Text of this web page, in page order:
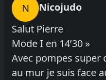
N
Nicojudo
Salut Pierre
Mode I en 14’30 »
Avec pompes super
au mur je suis face